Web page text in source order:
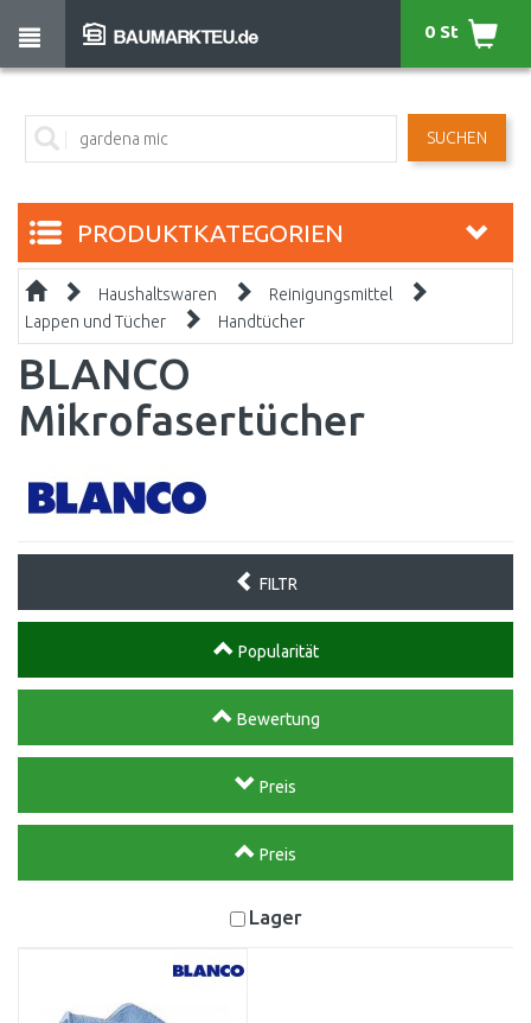
SUCHEN
0 St
PRODUKTKATEGORIEN
Haushaltswaren
Reinigungsmittel
Lappen und Tücher
Handtücher
BLANCO
Mikrofasertücher
FILTR
Popularität
Bewertung
Preis
Preis
Lager